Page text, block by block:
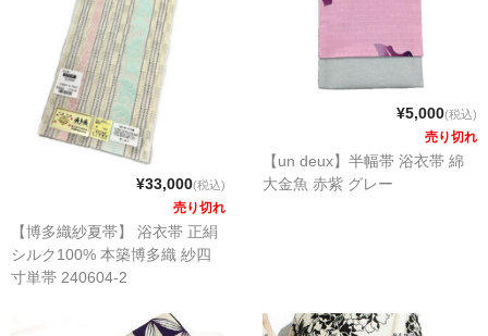
¥33,000(税込)
売り切れ
【博多織紗夏帯】 浴衣帯 正絹
シルク100% 本築博多織 紗四
寸単帯 240604-2
¥5,000(税込)
売り切れ
【un deux】半幅帯 浴衣帯 綿
大金魚 赤紫 グレー